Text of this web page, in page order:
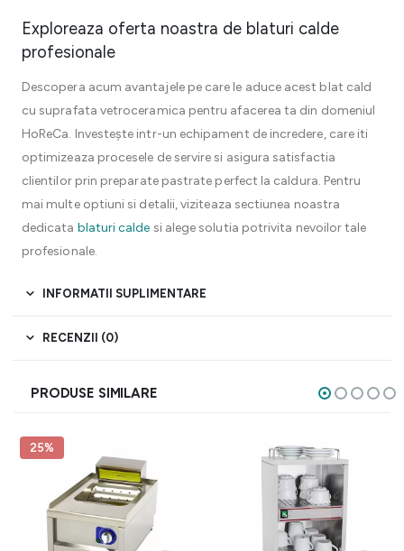
Exploreaza oferta noastra de blaturi calde
profesionale
Descopera acum avantajele pe care le aduce acest blat cald
cu suprafata vetroceramica pentru afacerea ta din domeniul
HoReCa. Investește intr-un echipament de incredere, care iti
optimizeaza procesele de servire si asigura satisfactia
clientilor prin preparate pastrate perfect la caldura. Pentru
mai multe optiuni si detalii, viziteaza sectiunea noastra
dedicata blaturi calde si alege solutia potrivita nevoilor tale
profesionale.
INFORMATII SUPLIMENTARE
RECENZII (0)
PRODUSE SIMILARE
25%